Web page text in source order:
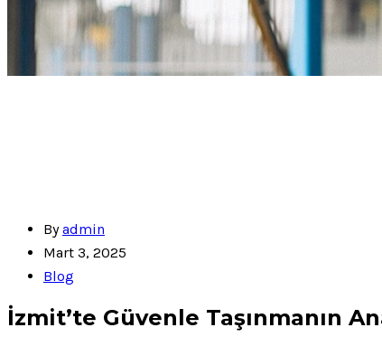
Byadmin
Mart 3, 2025
Blog
İzmit’te Güvenle Taşınmanın